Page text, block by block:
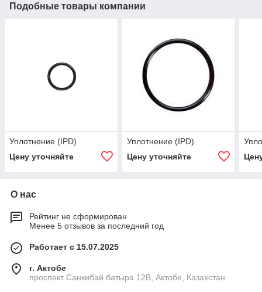
Подобные товары компании
Уплотнение (IPD)
Цену уточняйте
Уплотнение (IPD)
Цену уточняйте
О нас
Рейтинг не сформирован
Менее 5 отзывов за последний год
Работает с 15.07.2025
г. Актобе
проспект Санкибай батыра 12В, Актобе, Казахстан